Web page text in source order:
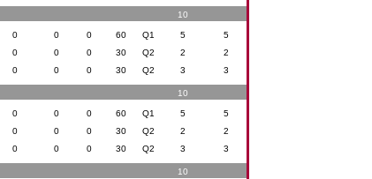
10
0 0 0 60 Q1 5 5
0 0 0 30 Q2 2 2
0 0 0 30 Q2 3 3
10
0 0 0 60 Q1 5 5
0 0 0 30 Q2 2 2
0 0 0 30 Q2 3 3
10